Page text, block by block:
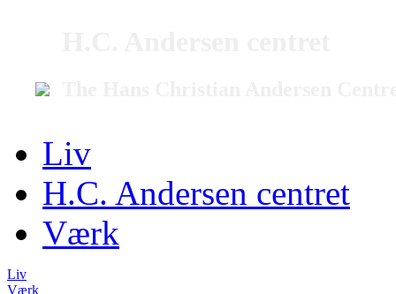
Liv
H.C. Andersen centret
Værk
Liv
Værk